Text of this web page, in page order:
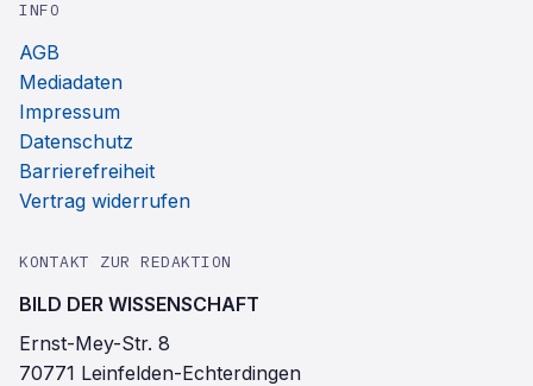
INFO
AGB
Mediadaten
Impressum
Datenschutz
Barrierefreiheit
Vertrag widerrufen
KONTAKT ZUR REDAKTION
BILD DER WISSENSCHAFT
Ernst-Mey-Str. 8
70771 Leinfelden-Echterdingen